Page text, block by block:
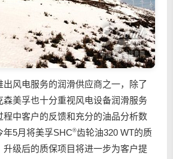
风电服务的润滑供应商之一，除了
森美孚也十分重视风电设备润滑服务
程中客户的反馈和充分的油品分析数
年5月将美孚SHC®齿轮油320 WT的质
级后的质保项目将进一步为客户提